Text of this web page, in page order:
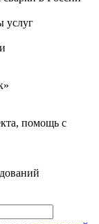
услуг
помощь с